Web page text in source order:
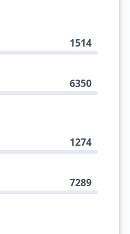
1514
6350
1274
7289